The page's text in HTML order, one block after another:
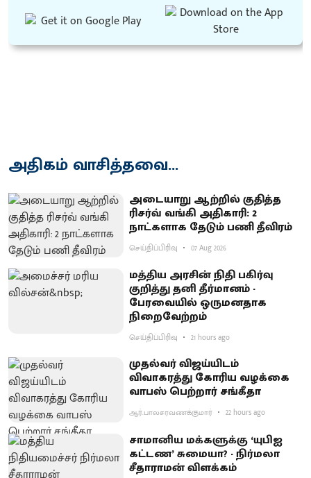
அதிகம் வாசித்தவை...
அடையாறு ஆற்றில் குதித்த
ரிசர்வ் வங்கி அதிகாரி: 2
நாட்களாக தேடும் பணி தீவிரம்
செய்திப்பிரிவு 07 Aug 2026
மத்திய அரசின் நிதி பகிர்வு
குறித்து தனி தீர்மானம் -
பேரவையில் ஒருமனதாக
நிறைவேற்றம்
செய்திப்பிரிவு 21 hours ago
முதல்வர் விஜய்யிடம்
விவாகரத்து கோரிய வழக்கை
வாபஸ் பெற்றார் சங்கீதா
ஆர்.பாலசரவணக்குமார் 22 hours ago
சாமானிய மக்களுக்கு ‘யுபிஐ
கட்டண’ சுமையா? - நிர்மலா
சீதாராமன் விளக்கம்